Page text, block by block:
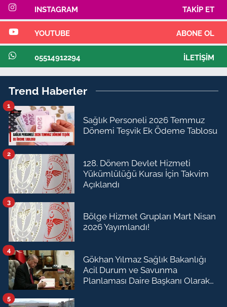
INSTAGRAM TAKIP ET
YOUTUBE ABONE OL
05514912294 İLETIŞIM
Trend Haberler
Sağlık Personeli 2026 Temmuz
Dönemi Teşvik Ek Ödeme Tablosu
1
128. Dönem Devlet Hizmeti
Yükümlülüğü Kurası İçin Takvim
Açıklandı
2
Bölge Hizmet Grupları Mart Nisan
2026 Yayımlandı!
3
Gökhan Yılmaz Sağlık Bakanlığı
Acil Durum ve Savunma
Planlaması Daire Başkanı Olarak
4
5